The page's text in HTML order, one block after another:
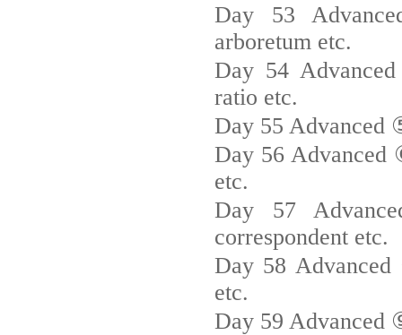
Day 53
arboretum etc.
Day 54
ratio etc.
Day 55 Advanced
Day 56 Advanced
etc.
Day 57
correspondent etc.
Day 58
etc.
Day 59 Advanced